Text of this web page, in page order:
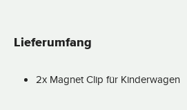
Lieferumfang
2x Magnet Clip für Kinderwagen